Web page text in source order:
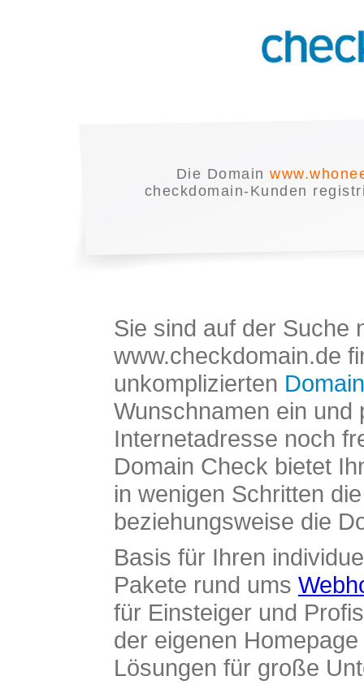
Die Domain
checkdomain-Kunden
Sie sind auf der Suche
www.checkdomain.de
unkomplizierten
Wunschnamen ein und
Internetadresse noch
Domain Check bietet
in wenigen Schritten
beziehungsweise die
Basis für Ihren
Pakete rund ums
für Einsteiger und
der eigenen
Lösungen für große